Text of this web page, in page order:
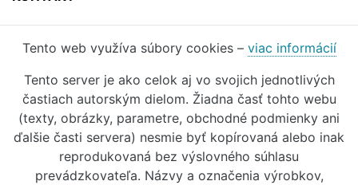
Tento web využíva súbory cookies – viac informácií
Tento server je ako celok aj vo svojich jednotlivých
častiach autorským dielom. Žiadna časť tohto webu
(texty, obrázky, parametre, obchodné podmienky ani
ďalšie časti servera) nesmie byť kopírovaná alebo inak
reprodukovaná bez výslovného súhlasu
prevádzkovateľa. Názvy a označenia výrobkov,